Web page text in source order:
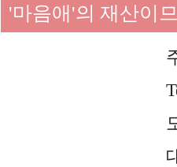
'마음애'의 재산이